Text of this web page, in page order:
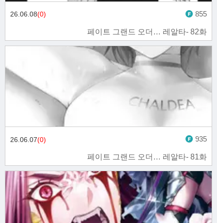
페이트 그랜드 오더… 레알타- 82화
26.06.08(0) 855
페이트 그랜드 오더… 레알타- 81화
26.06.07(0) 935